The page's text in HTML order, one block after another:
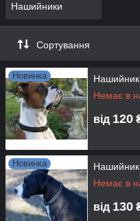
Нашийники
Сортування
Новинка
Нашийник
Немає в
від 120
Новинка
Нашийник
Немає в
від 130